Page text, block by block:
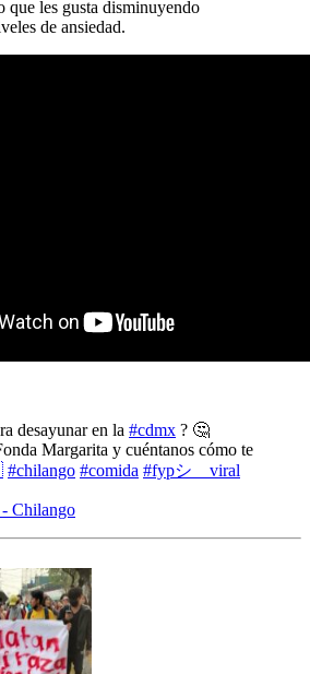
que les gusta disminuyendo
de ansiedad.
desayunar en la #cdmx ? 🤔
Margarita y cuéntanos cómo te
#chilango #comida #fypシ゚viral
Chilango